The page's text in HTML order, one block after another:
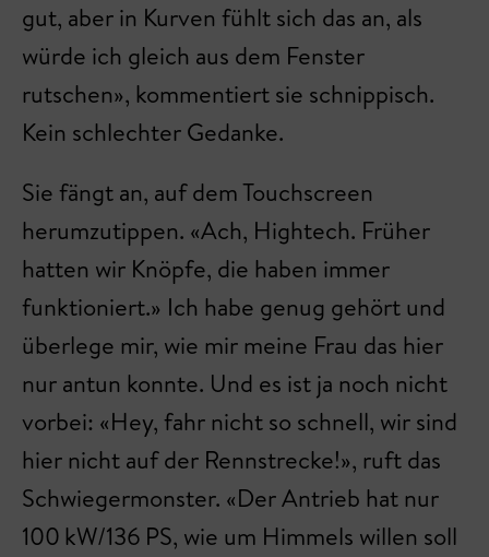
gut, aber in Kurven fühlt sich das an, als
würde ich gleich aus dem Fenster
rutschen», kommentiert sie schnippisch.
Kein schlechter Gedanke.
Sie fängt an, auf dem Touchscreen
herumzutippen. «Ach, Hightech. Früher
hatten wir Knöpfe, die haben immer
funktioniert.» Ich habe genug gehört und
überlege mir, wie mir meine Frau das hier
nur antun konnte. Und es ist ja noch nicht
vorbei: «Hey, fahr nicht so schnell, wir sind
hier nicht auf der Rennstrecke!», ruft das
Schwiegermonster. «Der Antrieb hat nur
100 kW/136 PS, wie um Himmels willen soll